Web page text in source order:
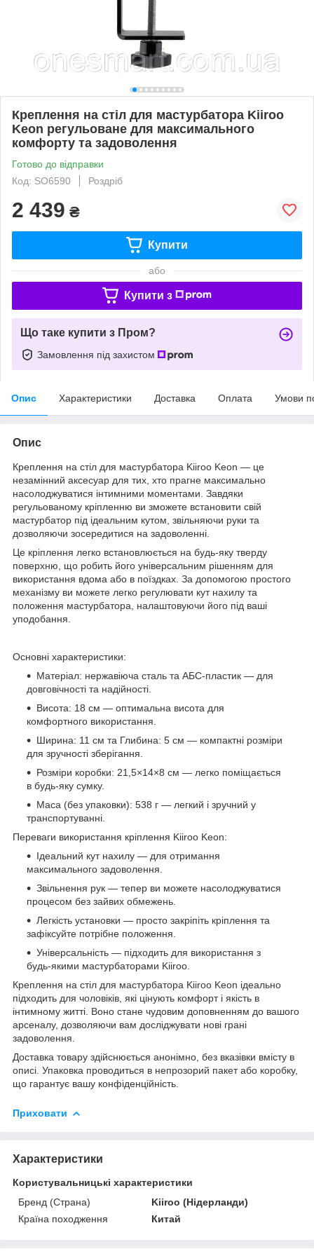
Креплення на стіл для мастурбатора Kiiroo
Keon регульоване для максимального
комфорту та задоволення
Готово до відправки
Код: SO6590
Роздріб
2 439 ₴
Купити
або
Купити з
Що таке купити з Пром?
Замовлення під захистом
Опис Характеристики Доставка Оплата Умови
Опис
Креплення на стіл для мастурбатора Kiiroo Keon — це
незамінний аксесуар для тих, хто прагне максимально
насолоджуватися інтимними моментами. Завдяки
регульованому кріпленню ви зможете встановити свій
мастурбатор під ідеальним кутом, звільняючи руки та
дозволяючи зосередитися на задоволенні.
Це кріплення легко встановлюється на будь-яку тверду
поверхню, що робить його універсальним рішенням для
використання вдома або в поїздках. За допомогою простого
механізму ви можете легко регулювати кут нахилу та
положення мастурбатора, налаштовуючи його під ваші
уподобання.
Основні характеристики:
Матеріал: нержавіюча сталь та АБС-пластик — для
довговічності та надійності.
Висота: 18 см — оптимальна висота для
комфортного використання.
Ширина: 11 см та Глибина: 5 см — компактні розміри
для зручності зберігання.
Розміри коробки: 21,5×14×8 см — легко поміщається
в будь-яку сумку.
Маса (без упаковки): 538 г — легкий і зручний у
транспортуванні.
Переваги використання кріплення Kiiroo Keon:
Ідеальний кут нахилу — для отримання
максимального задоволення.
Звільнення рук — тепер ви можете насолоджуватися
процесом без зайвих обмежень.
Легкість установки — просто закріпіть кріплення та
зафіксуйте потрібне положення.
Універсальність — підходить для використання з
будь-якими мастурбаторами Kiiroo.
Креплення на стіл для мастурбатора Kiiroo Keon ідеально
підходить для чоловіків, які цінують комфорт і якість в
інтимному житті. Воно стане чудовим доповненням до вашого
арсеналу, дозволяючи вам досліджувати нові грані
задоволення.
Доставка товару здійснюється анонімно, без вказівки вмісту в
описі. Упаковка проводиться в непрозорий пакет або коробку,
що гарантує вашу конфіденційність.
Приховати
Характеристики
Користувальницькі характеристики
Бренд (Страна)
Kiiroo (Нідерланди)
Країна походження
Китай